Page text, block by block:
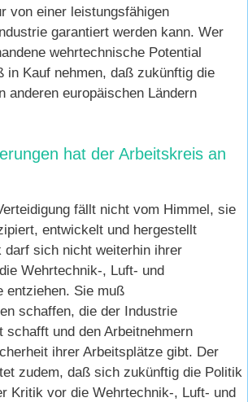
von einer leistungsfähigen
garantiert werden kann. Wer
wehrtechnische Potential
in Kauf nehmen, daß zukünftig die
anderen europäischen Ländern
hat der Arbeitskreis an
fällt nicht vom Himmel, sie
entwickelt und hergestellt
darf sich nicht weiterhin ihrer
Wehrtechnik-, Luft- und
entziehen. Sie muß
schaffen, die der Industrie
schafft und den Arbeitnehmern
ihrer Arbeitsplätze gibt. Der
zudem, daß sich zukünftig die Politik
Kritik vor die Wehrtechnik-, Luft- und